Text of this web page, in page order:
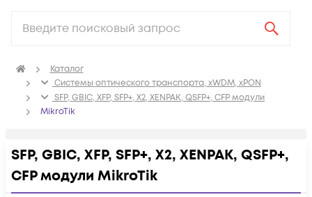
Каталог
Системы оптического транспорта, xWDM, xPON
SFP, GBIC, XFP, SFP+, X2, XENPAK, QSFP+, CFP модули
MikroTik
SFP, GBIC, XFP, SFP+, X2, XENPAK, QSFP+,
CFP модули MikroTik